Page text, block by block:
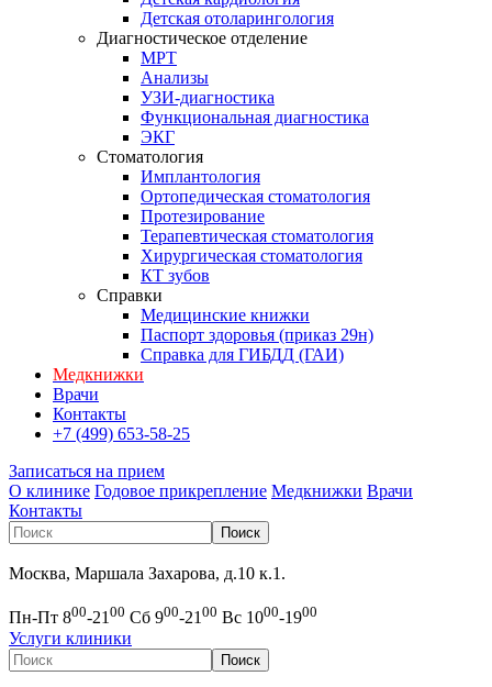
Детская отоларингология
Диагностическое отделение
МРТ
Анализы
УЗИ-диагностика
Функциональная диагностика
ЭКГ
Стоматология
Имплантология
Ортопедическая стоматология
Протезирование
Терапевтическая стоматология
Хирургическая стоматология
КТ зубов
Справки
Медицинские книжки
Паспорт здоровья (приказ 29н)
Справка для ГИБДД (ГАИ)
Медкнижки
Врачи
Контакты
+7 (499) 653-58-25
Записаться на прием
О клинике Годовое прикрепление Медкнижки Врачи
Контакты
Москва, Маршала Захарова, д.10 к.1.
Пн-Пт 800-2100 Сб 900-2100 Вс 1000-1900
Услуги клиники